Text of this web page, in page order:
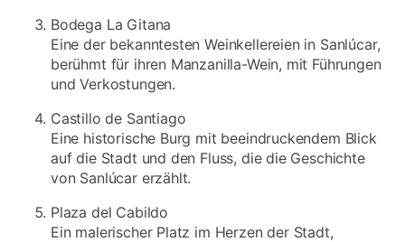
Bodega La Gitana
Eine der bekanntesten Weinkellereien in Sanlúcar,
berühmt für ihren Manzanilla-Wein, mit Führungen
und Verkostungen.
Castillo de Santiago
Eine historische Burg mit beeindruckendem Blick
auf die Stadt und den Fluss, die die Geschichte
von Sanlúcar erzählt.
Plaza del Cabildo
Ein malerischer Platz im Herzen der Stadt,